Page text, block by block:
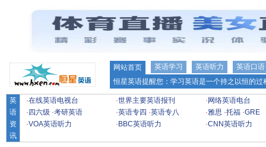
网站首页 英语学习 英语听力
英语口语
恒星英语提醒您：学习英语是一个持之以恒的
英
语
资
讯
·在线英语电视台 ·世界主要英语报刊 · 网络英语电台
· 四六级 ·考研英语 ·英语专四 ·英语专八 ·雅思 ·托福 ·GRE
·VOA英语听力 · BBC英语听力 ·CNN英语听力